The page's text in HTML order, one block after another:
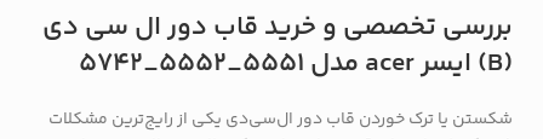
بررسی تخصصی و خرید قاب دور ال سی دی
(B) ایسر acer مدل 5551_5552_5742
شکستن یا ترک خوردن قاب دور ال‌سی‌دی یکی از رایج‌ترین مشکلات